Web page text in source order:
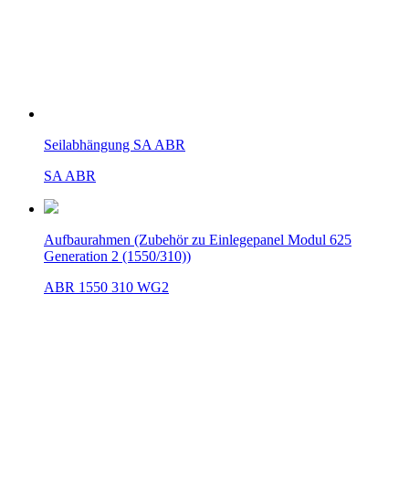
Seilabhängung SA ABR
SA ABR
Aufbaurahmen (Zubehör zu Einlegepanel Modul 625
Generation 2 (1550/310))
ABR 1550 310 WG2